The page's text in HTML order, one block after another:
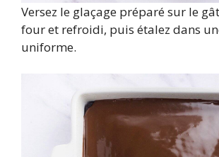
Versez le glaçage préparé sur le
four et refroidi, puis étalez dans
uniforme.